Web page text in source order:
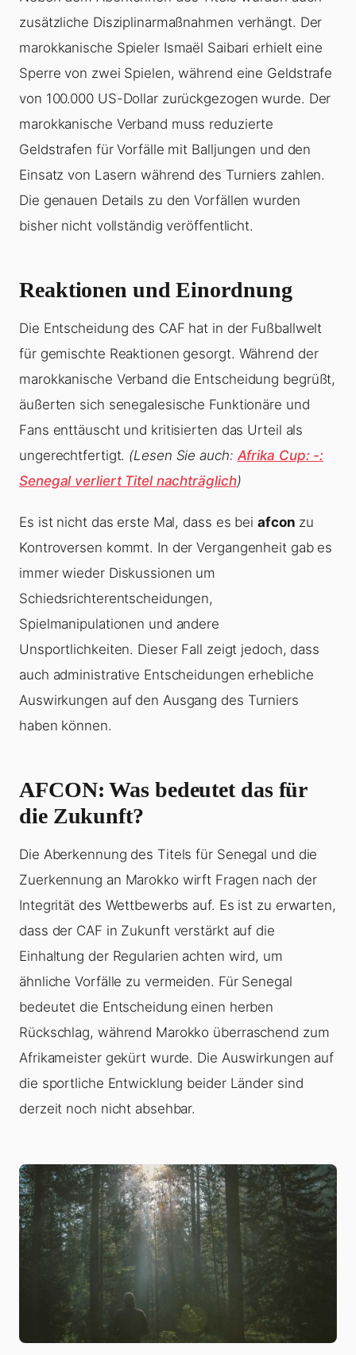
zusätzliche Disziplinarmaßnahmen verhängt. Der
marokkanische Spieler Ismaël Saibari erhielt eine
Sperre von zwei Spielen, während eine Geldstrafe
von 100.000 US-Dollar zurückgezogen wurde. Der
marokkanische Verband muss reduzierte
Geldstrafen für Vorfälle mit Balljungen und den
Einsatz von Lasern während des Turniers zahlen.
Die genauen Details zu den Vorfällen wurden
bisher nicht vollständig veröffentlicht.
Reaktionen und Einordnung
Die Entscheidung des CAF hat in der Fußballwelt
für gemischte Reaktionen gesorgt. Während der
marokkanische Verband die Entscheidung begrüßt,
äußerten sich senegalesische Funktionäre und
Fans enttäuscht und kritisierten das Urteil als
ungerechtfertigt. (Lesen Sie auch:Afrika Cup: -:
Senegal verliert Titel nachträglich)
Es ist nicht das erste Mal, dass es bei afcon zu
Kontroversen kommt. In der Vergangenheit gab es
immer wieder Diskussionen um
Schiedsrichterentscheidungen,
Spielmanipulationen und andere
Unsportlichkeiten. Dieser Fall zeigt jedoch, dass
auch administrative Entscheidungen erhebliche
Auswirkungen auf den Ausgang des Turniers
haben können.
AFCON: Was bedeutet das für
die Zukunft?
Die Aberkennung des Titels für Senegal und die
Zuerkennung an Marokko wirft Fragen nach der
Integrität des Wettbewerbs auf. Es ist zu erwarten,
dass der CAF in Zukunft verstärkt auf die
Einhaltung der Regularien achten wird, um
ähnliche Vorfälle zu vermeiden. Für Senegal
bedeutet die Entscheidung einen herben
Rückschlag, während Marokko überraschend zum
Afrikameister gekürt wurde. Die Auswirkungen auf
die sportliche Entwicklung beider Länder sind
derzeit noch nicht absehbar.